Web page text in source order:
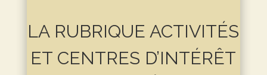
LA RUBRIQUE ACTIVITÉS
ET CENTRES D’INTÉRÊT